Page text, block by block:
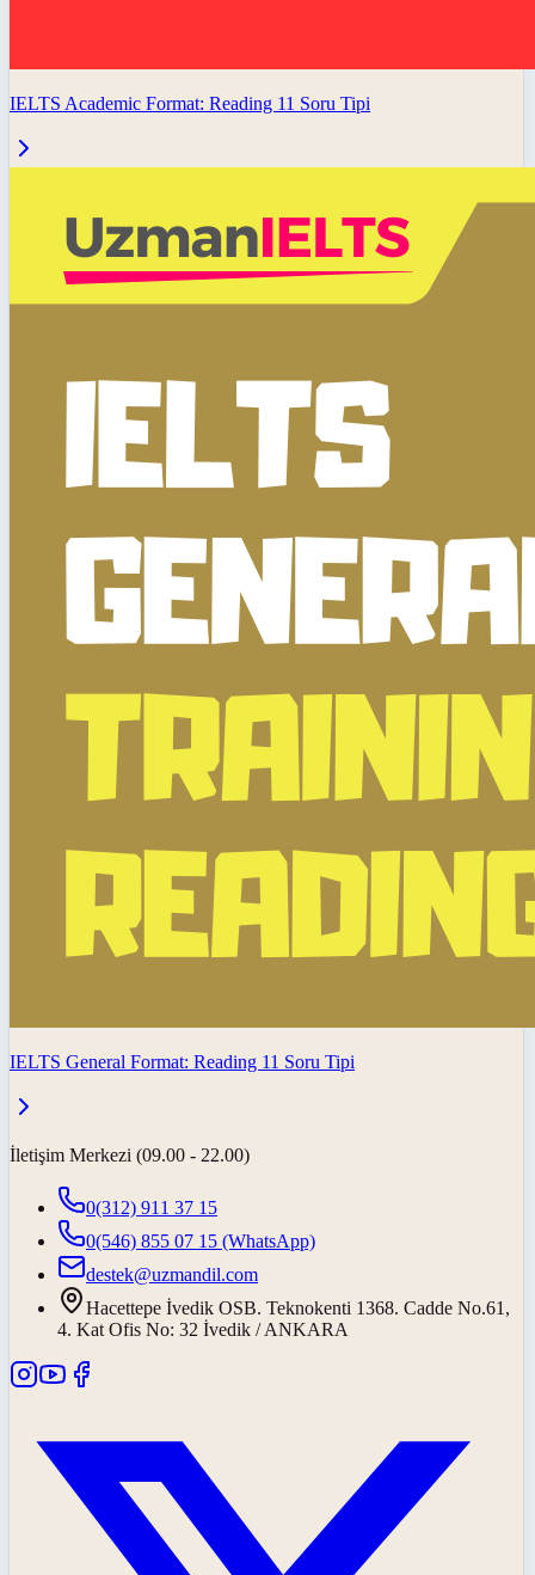
IELTS Academic Format: Reading 11 Soru Tipi
IELTS General Format: Reading 11 Soru Tipi
İletişim Merkezi (09.00 - 22.00)
0(312) 911 37 15
0(546) 855 07 15 (WhatsApp)
destek@uzmandil.com
Hacettepe İvedik OSB. Teknokenti 1368. Cadde No.61,
4. Kat Ofis No: 32 İvedik / ANKARA